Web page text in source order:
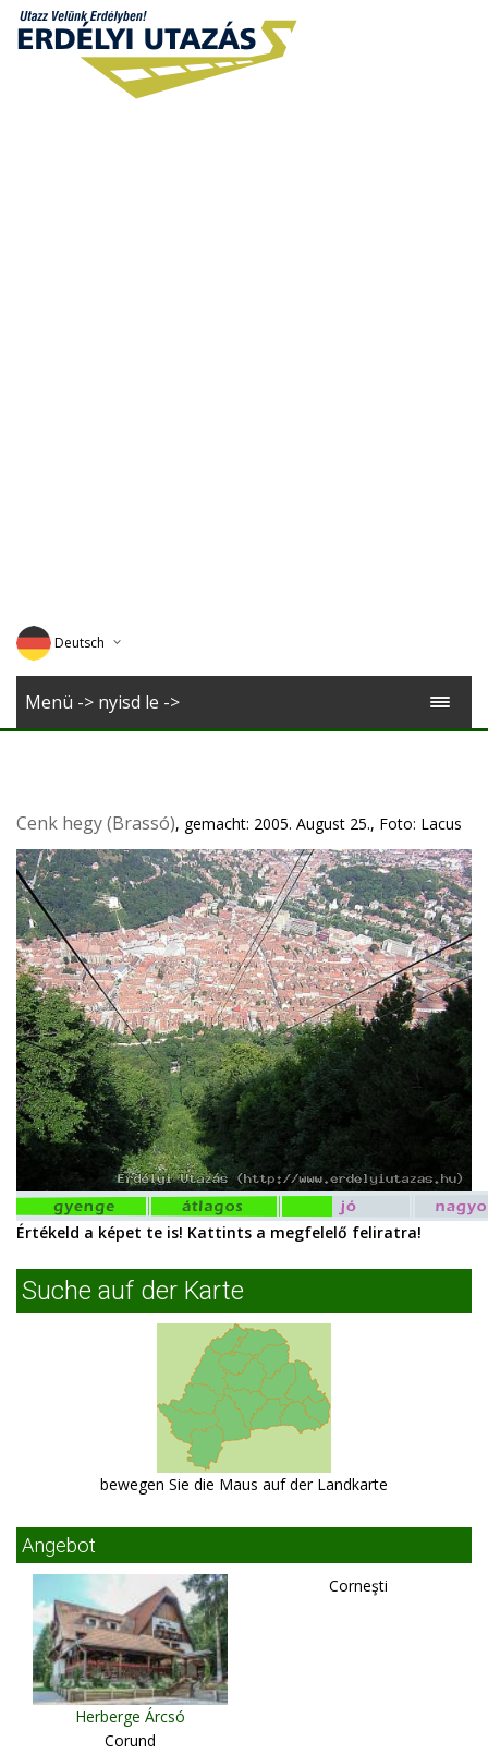
Deutsch
English
Menü -> nyisd le ->
Cenk hegy (Brassó), gemacht: 2005. August 25., Foto: Lacus
Értékeld a képet te is! Kattints a megfelelő feliratra!
Suche auf der Karte
bewegen Sie die Maus auf der Landkarte
Angebot
Herberge Árcsó
Corund
Corneşti